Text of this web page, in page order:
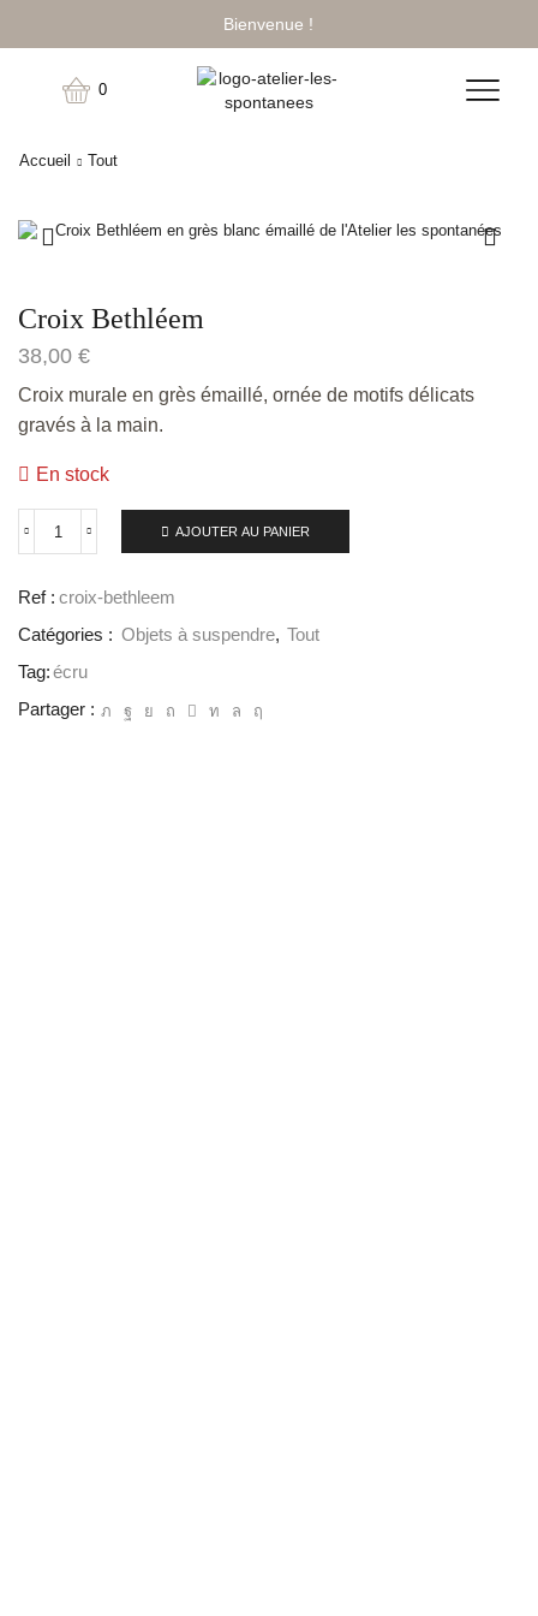
Bienvenue !
0
Accueil Tout
Croix Bethléem
38,00 €
Croix murale en grès émaillé, ornée de motifs délicats
gravés à la main.
En stock
AJOUTER AU PANIER
Ref : croix-bethleem
Catégories : Objets à suspendre, Tout
Tag:écru
Partager :